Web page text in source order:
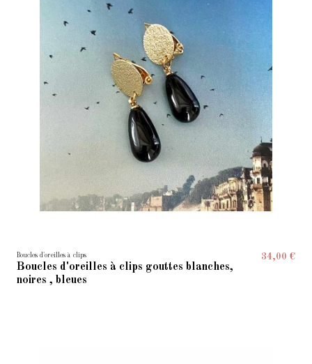
Boucles d'oreilles à clips
Boucles d'oreilles à clips gouttes blanches,
noires , bleues
34,00 €